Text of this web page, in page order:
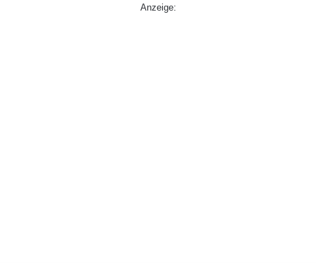
Anzeige: